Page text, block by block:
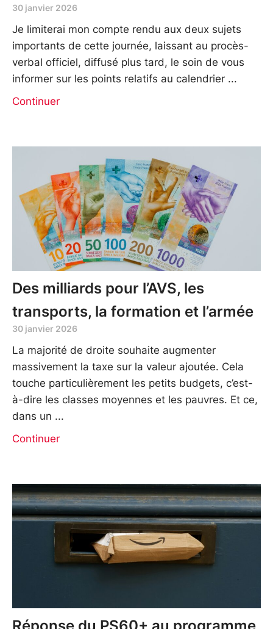
30 janvier 2026
Je limiterai mon compte rendu aux deux sujets
importants de cette journée, laissant au procès-
verbal officiel, diffusé plus tard, le soin de vous
informer sur les points relatifs au calendrier
Continuer
Des milliards pour l’AVS, les
transports, la formation et l’armée
30 janvier 2026
La majorité de droite souhaite augmenter
massivement la taxe sur la valeur ajoutée. Cela
touche particulièrement les petits budgets, c’est-
à-dire les classes moyennes et les pauvres. Et ce,
dans un
Continuer
Réponse du PS60+ au programme